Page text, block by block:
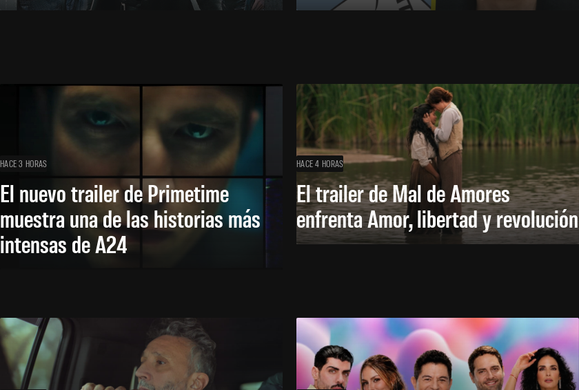
HACE 3 HORAS
El nuevo trailer de Primetime
muestra una de las historias más
intensas de A24
HACE 4 HORAS
El trailer de Mal de Amores
enfrenta Amor, libertad y revolución